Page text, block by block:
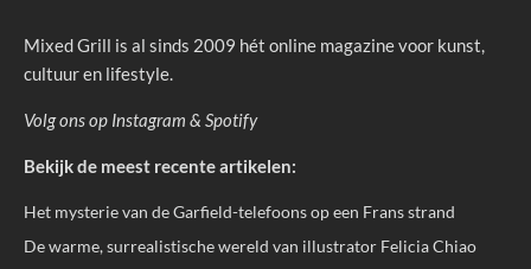
Mixed Grill is al sinds 2009 hét online magazine voor kunst,
cultuur en lifestyle.
Volg ons op Instagram & Spotify
Bekijk de meest recente artikelen:
Het mysterie van de Garfield-telefoons op een Frans strand
De warme, surrealistische wereld van illustrator Felicia Chiao